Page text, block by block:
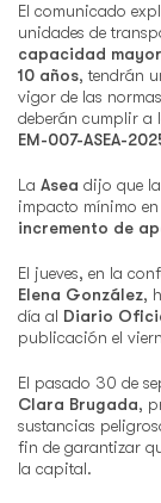
El comunicado
unidades de
capacidad
10 años, tendrán
vigor de las
deberán cumplir a
EM-007-ASEA-
La Asea dijo que
impacto mínimo
incremento de
El jueves, en la
Elena González,
día al Diario
publicación el
El pasado 30 de
Clara Brugada,
sustancias
fin de garantizar
la capital.